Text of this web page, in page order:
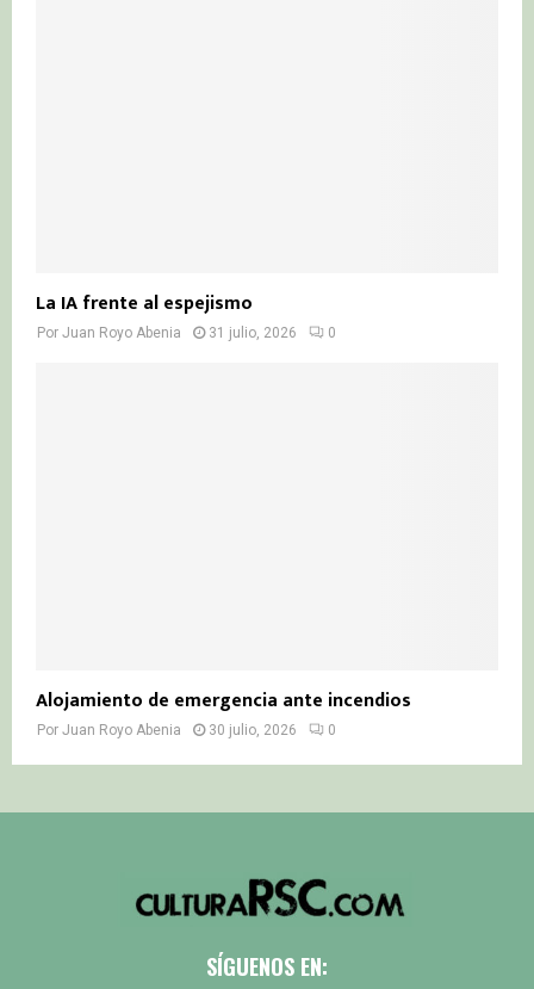
La IA frente al espejismo
Por Juan Royo Abenia 31 julio, 2026 0
Alojamiento de emergencia ante incendios
Por Juan Royo Abenia 30 julio, 2026 0
SÍGUENOS EN: